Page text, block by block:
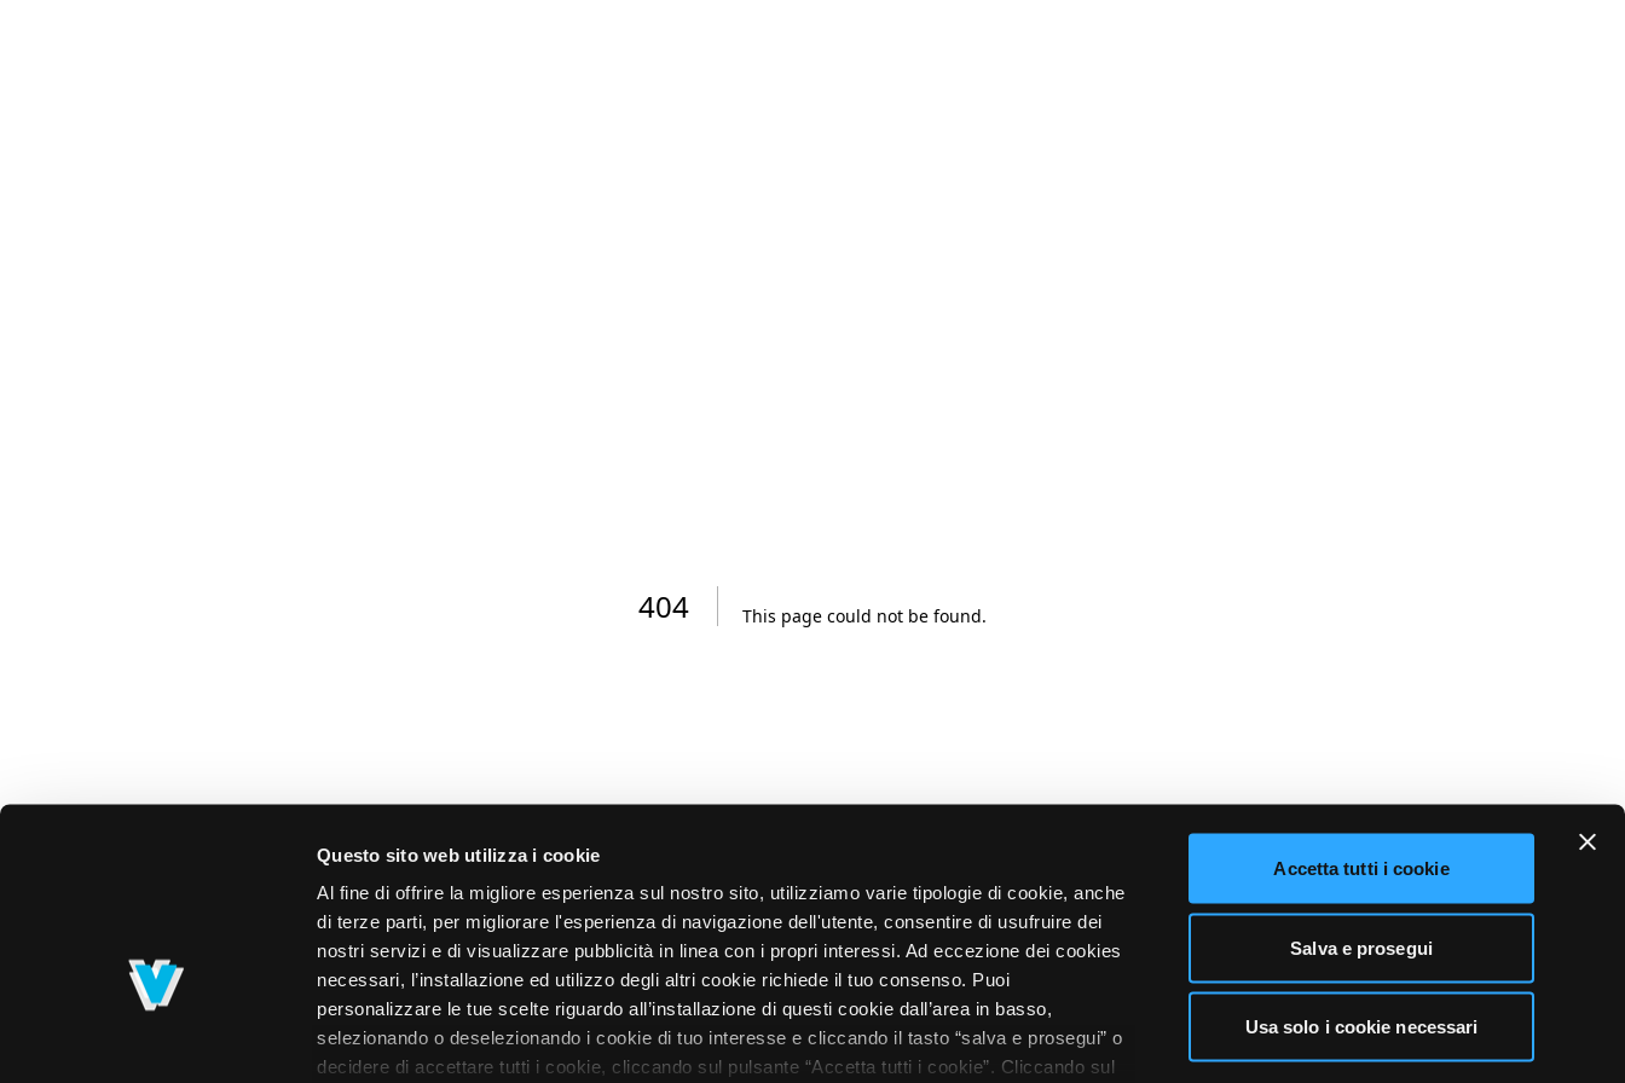
Questo sito web utilizza i cookie
Al fine di offrire la migliore esperienza sul nostro sito, utilizziamo varie tipologie di cookie, anche
di terze parti, per migliorare l'esperienza di navigazione dell'utente, consentire di usufruire dei
nostri servizi e di visualizzare pubblicità in linea con i propri interessi. Ad eccezione dei cookies
necessari, l’installazione ed utilizzo degli altri cookie richiede il tuo consenso. Puoi
personalizzare le tue scelte riguardo all’installazione di questi cookie dall’area in basso,
selezionando o deselezionando i cookie di tuo interesse e cliccando il tasto “salva e prosegui” o
decidere di accettare tutti i cookie, cliccando sul pulsante “Accetta tutti i cookie”. Cliccando sul
Accetta tutti i cookie
Salva e prosegui
Usa solo i cookie necessari
404 This page could not be found.